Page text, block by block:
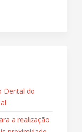
Dental do
a realização